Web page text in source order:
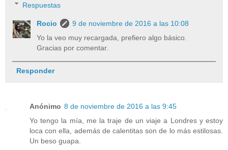
Respuestas
Rocio
9 de noviembre de 2016 a las 10:08
Yo la veo muy recargada, prefiero algo básico.
Gracias por comentar.
Responder
Anónimo 8 de noviembre de 2016 a las 9:45
Yo tengo la mía, me la traje de un viaje a Londres y estoy
loca con ella, además de calentitas son de lo más estilosas.
Un beso guapa.